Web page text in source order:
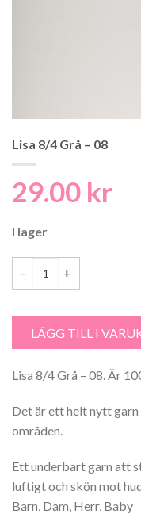
Lisa 8/4 Grå – 08
29.00 kr
I lager
LÄGG TILL I
Lisa 8/4 Grå – 08. Är
Det är ett helt nytt garn
områden.
Ett underbart garn att
luftigt och skön mot
Barn, Dam, Herr, Baby